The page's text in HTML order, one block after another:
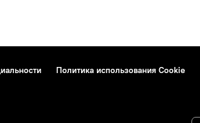
Политика использования Cookie